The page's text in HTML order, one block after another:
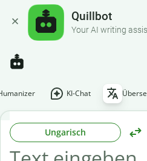
Quillbot
Your AI writing
KI-Chat
Ungarisch